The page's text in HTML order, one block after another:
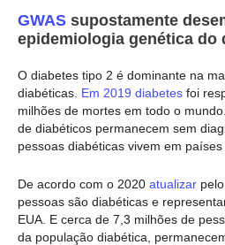
GWAS supostamente
epidemiologia genética do
O diabetes tipo 2 é dominante na
diabéticas. Em 2019 diabetes foi
milhões de mortes em todo o
de diabéticos permanecem sem
pessoas diabéticas vivem em
De acordo com o 2020 atualizar
pessoas são diabéticas e
EUA. E cerca de 7,3 milhões de
da população diabética,